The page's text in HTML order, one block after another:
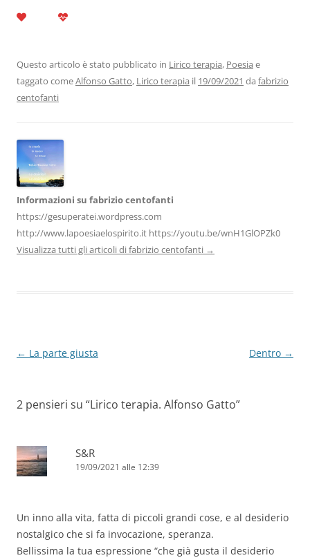
b
o
k
dI
n
A
p
a
m
vi
di
Questo articolo è stato pubblicato in Lirico terapia, Poesia e
taggato comeAlfonso Gatto, Lirico terapia il 19/09/2021 da fabrizio
centofanti
Informazioni su fabrizio centofanti
https://gesuperatei.wordpress.com
http://www.lapoesiaelospirito.it https://youtu.be/wnH1GlOPZk0
Visualizza tutti gli articoli di fabrizio centofanti →
Navigazione
← La parte giusta Dentro →
2 pensieri su “Lirico terapia. Alfonso Gatto”
S&R
19/09/2021 alle 12:39
Un inno alla vita, fatta di piccoli grandi cose, e al desiderio
nostalgico che si fa invocazione, speranza.
Bellissima la tua espressione “che già gusta il desiderio